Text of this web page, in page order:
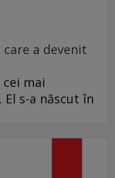
a devenit
mai
s-a născut în